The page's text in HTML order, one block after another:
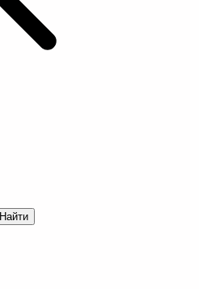
Найти